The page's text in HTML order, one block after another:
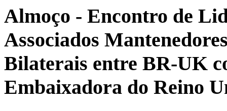
Almoço - Encontro de
Associados
Bilaterais entre BR-UK
Embaixadora do Reino